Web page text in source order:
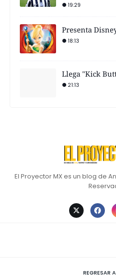
19:29
Presenta
18:13
Llega "Kick
21:13
El Proyector MX es un blog de
REGRESAR